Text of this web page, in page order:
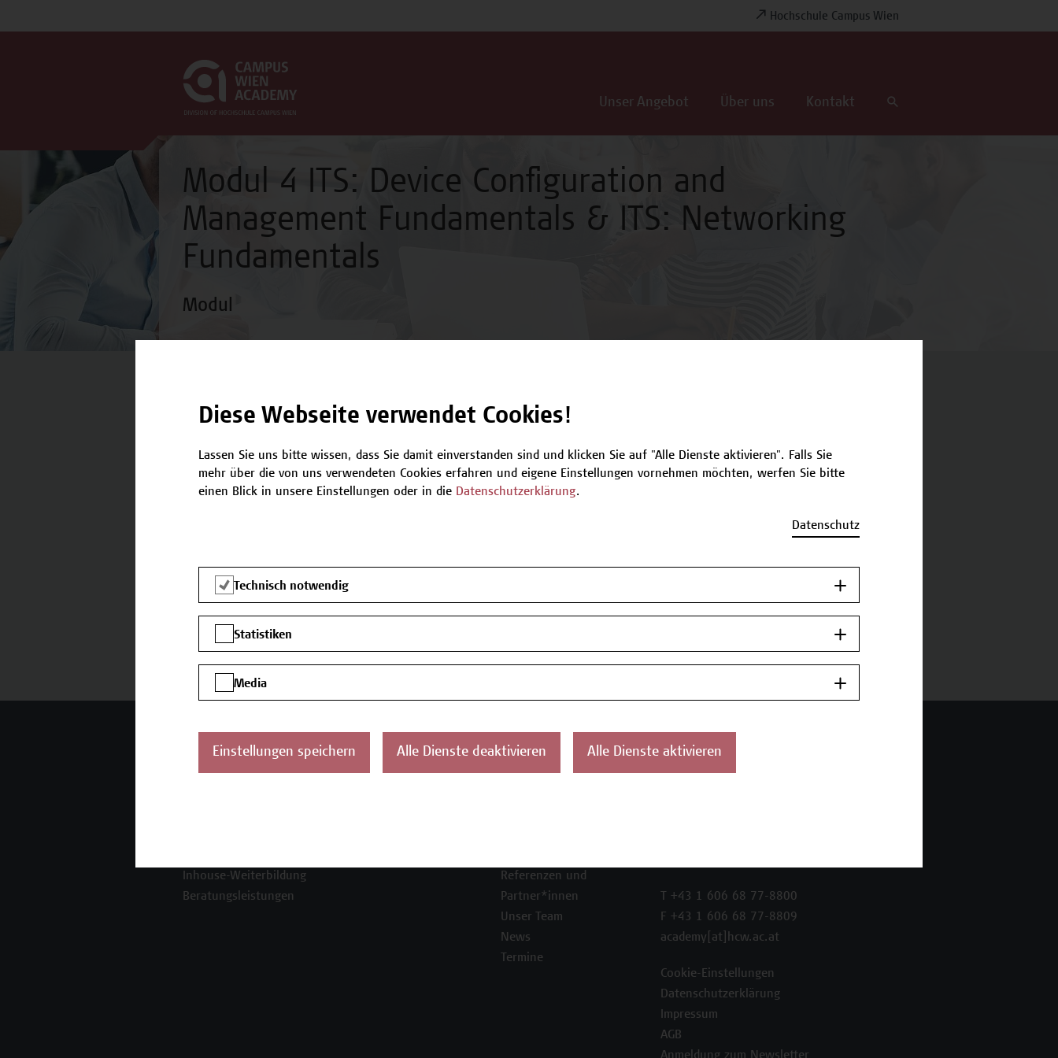
Hochschule Campus Wien
Unser Angebot Über uns Kontakt
Modul 4 ITS: Device Configuration and
Management Fundamentals & ITS: Networking
Fundamentals
Modul
Kontakt
Team Campus Wien Academy
E-Mail:academy[at]hcw.ac.at
Tel.: +43 1 606 6877-8800
Termine und Bewerbung
Zurück zum
Mehr Infos gewünscht?
Inhouse-Weiterbildung
Beratungsleistungen
Referenzen und
Partner*innen
Unser Team
News
Termine
T +43 1 606 68 77-8800
F +43 1 606 68 77-8809
academy[at]hcw.ac.at
Cookie-Einstellungen
Datenschutzerklärung
Impressum
AGB
Diese Webseite verwendet Cookies!
Lassen Sie uns bitte wissen, dass Sie damit einverstanden sind und klicken Sie auf "Alle Dienste aktivieren". Falls Sie
mehr über die von uns verwendeten Cookies erfahren und eigene Einstellungen vornehmen möchten, werfen Sie bitte
einen Blick in unsere Einstellungen oder in die Datenschutzerklärung.
Datenschutz
Technisch notwendig
Statistiken
Media
Einstellungen speichern Alle Dienste deaktivieren Alle Dienste aktivieren